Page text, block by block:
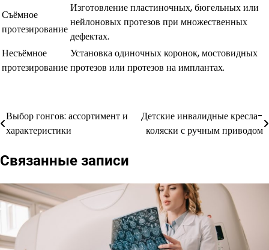
Съёмное
протезирование
Изготовление пластиночных, бюгельных или
нейлоновых протезов при множественных
дефектах.
Несъёмное
протезирование
Установка одиночных коронок, мостовидных
протезов или протезов на имплантах.
Навигация
по
записям
Выбор гонгов: ассортимент и
характеристики
Детские инвалидные кресла-
коляски с ручным приводом
Связанные записи